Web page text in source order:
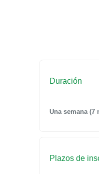
Duración
Una semana (7
Plazos de